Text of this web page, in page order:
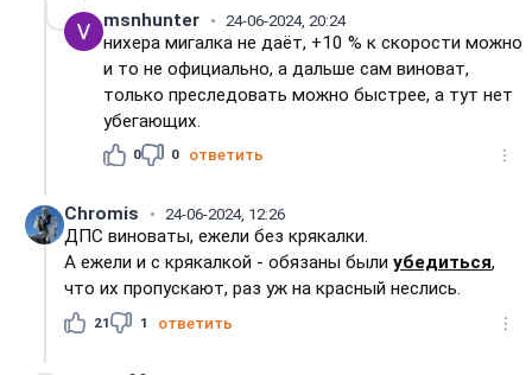
msnhunter 24-06-2024, 20:24
нихера мигалка не даёт, +10 % к скорости можно
и то не официально, а дальше сам виноват,
только преследовать можно быстрее, а тут нет
убегающих.
0 0 ответить
Chromis 24-06-2024, 12:26
ДПС виноваты, ежели без крякалки.
А ежели и с крякалкой - обязаны былиубедиться,
что их пропускают, раз уж на красный неслись.
21 1 ответить